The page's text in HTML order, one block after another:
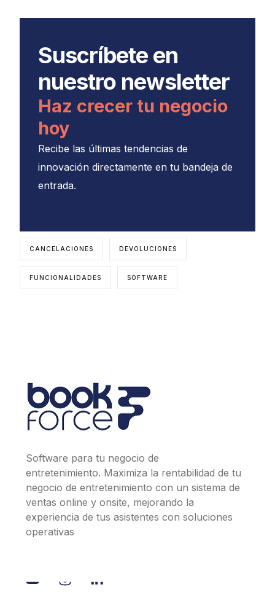
Suscríbete en
nuestro newsletter
Haz crecer tu negocio
hoy
Recibe las últimas tendencias de
innovación directamente en tu bandeja de
entrada.
CANCELACIONES DEVOLUCIONES
FUNCIONALIDADES SOFTWARE
Software para tu negocio de
entretenimiento. Maximiza la rentabilidad de tu
negocio de entretenimiento con un sistema de
ventas online y onsite, mejorando la
experiencia de tus asistentes con soluciones
operativas